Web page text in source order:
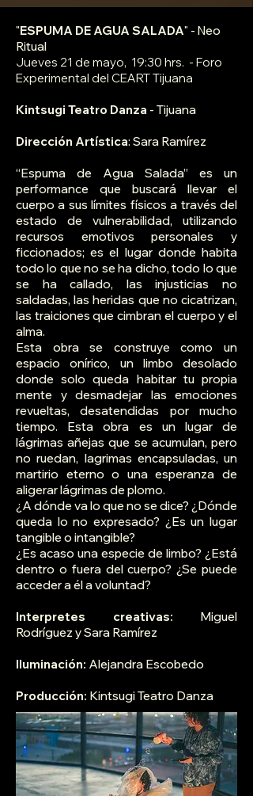
"ESPUMA DE AGUA SALADA" - Neo
Ritual
Jueves 21 de mayo, 19:30 hrs. - Foro
Experimental del CEART Tijuana
Kintsugi Teatro Danza - Tijuana
Dirección Artística: Sara Ramírez
“Espuma de Agua Salada” es un
performance que buscará llevar el
cuerpo a sus límites físicos a través del
estado de vulnerabilidad, utilizando
recursos emotivos personales y
ficcionados; es el lugar donde habita
todo lo que no se ha dicho, todo lo que
se ha callado, las injusticias no
saldadas, las heridas que no cicatrizan,
las traiciones que cimbran el cuerpo y el
alma.
Esta obra se construye como un
espacio onírico, un limbo desolado
donde solo queda habitar tu propia
mente y desmadejar las emociones
revueltas, desatendidas por mucho
tiempo. Esta obra es un lugar de
lágrimas añejas que se acumulan, pero
no ruedan, lagrimas encapsuladas, un
martirio eterno o una esperanza de
aligerar lágrimas de plomo.
¿A dónde va lo que no se dice? ¿Dónde
queda lo no expresado? ¿Es un lugar
tangible o intangible?
¿Es acaso una especie de limbo? ¿Está
dentro o fuera del cuerpo? ¿Se puede
acceder a él a voluntad?
Interpretes creativas: Miguel
Rodríguez y Sara Ramírez
Iluminación: Alejandra Escobedo
Producción: Kintsugi Teatro Danza